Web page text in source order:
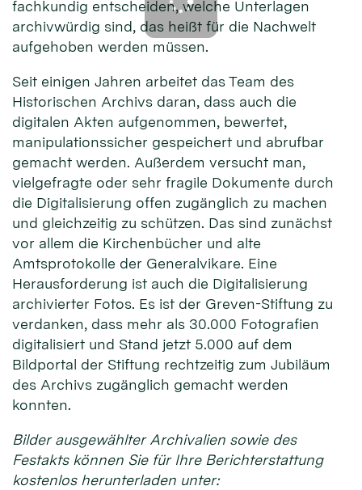
fachkundig entscheiden, welche Unterlagen
archivwürdig sind, das heißt für die Nachwelt
aufgehoben werden müssen.
Seit einigen Jahren arbeitet das Team des
Historischen Archivs daran, dass auch die
digitalen Akten aufgenommen, bewertet,
manipulationssicher gespeichert und abrufbar
gemacht werden. Außerdem versucht man,
vielgefragte oder sehr fragile Dokumente durch
die Digitalisierung offen zugänglich zu machen
und gleichzeitig zu schützen. Das sind zunächst
vor allem die Kirchenbücher und alte
Amtsprotokolle der Generalvikare. Eine
Herausforderung ist auch die Digitalisierung
archivierter Fotos. Es ist der Greven-Stiftung zu
verdanken, dass mehr als 30.000 Fotografien
digitalisiert und Stand jetzt 5.000 auf dem
Bildportal der Stiftung rechtzeitig zum Jubiläum
des Archivs zugänglich gemacht werden
konnten.
Bilder ausgewählter Archivalien sowie des
Festakts können Sie für Ihre Berichterstattung
kostenlos herunterladen unter: